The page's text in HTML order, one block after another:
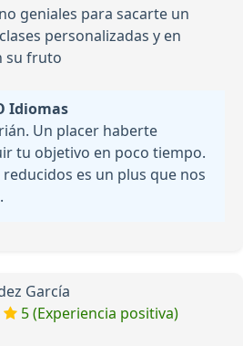
geniales para sacarte un
personalizadas y en
su fruto
Idiomas
Un placer haberte
tu objetivo en poco tiempo.
es un plus que nos
García
5 (Experiencia positiva)